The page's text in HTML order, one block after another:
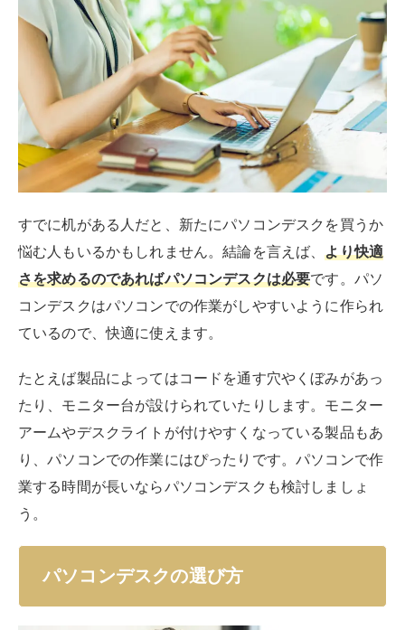
さを求めるのであればパソコンデスクは必要です。パソ
コンデスクはパソコンでの作業がしやすいように作られ
ているので、快適に使えます。
たとえば製品によってはコードを通す穴やくぼみがあっ
たり、モニター台が設けられていたりします。モニター
アームやデスクライトが付けやすくなっている製品もあ
り、パソコンでの作業にはぴったりです。パソコンで作
業する時間が長いならパソコンデスクも検討しましょ
う。
パソコンデスクの選び方